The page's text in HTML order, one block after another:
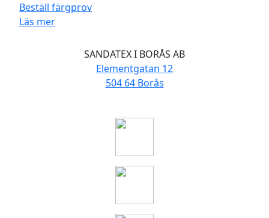
Beställ färgprov
Läs mer
SANDATEX I BORÅS AB
Elementgatan 12
504 64 Borås